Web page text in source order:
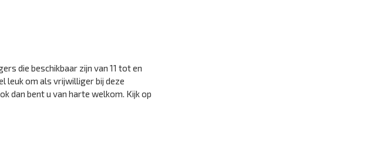
die beschikbaar zijn van 11 tot en
leuk om als vrijwilliger bij deze
dan bent u van harte welkom. Kijk op